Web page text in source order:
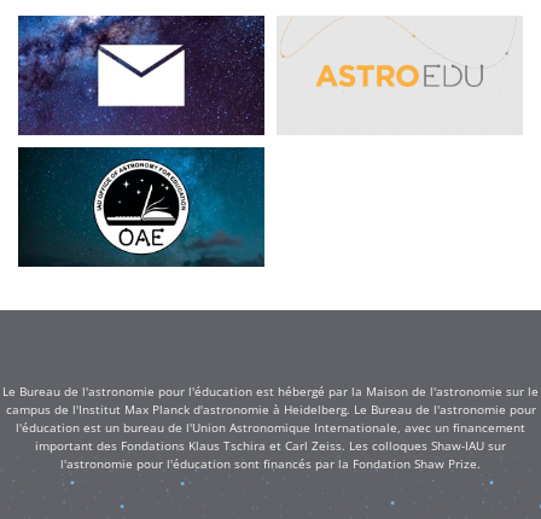
Le Bureau de l'astronomie pour l'éducation est hébergé par la Maison de l'astronomie sur le
campus de l'Institut Max Planck d'astronomie à Heidelberg. Le Bureau de l'astronomie pour
l'éducation est un bureau de l'Union Astronomique Internationale, avec un financement
important des Fondations Klaus Tschira et Carl Zeiss. Les colloques Shaw-IAU sur
l'astronomie pour l'éducation sont financés par la Fondation Shaw Prize.